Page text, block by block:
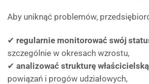
Aby uniknąć problemów,
✔ regularnie monitorować swój
szczególnie w okresach wzrostu,
✔ analizować strukturę właścicielską
powiązań i progów udziałowych,